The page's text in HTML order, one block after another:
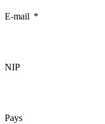
E-mail
NIP
Pays